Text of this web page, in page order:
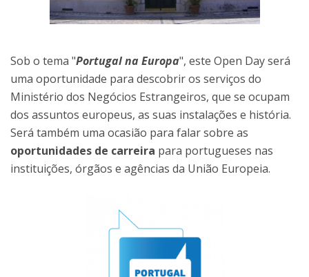
Sob o tema "Portugal na Europa", este Open Day será
uma oportunidade para descobrir os serviços do
Ministério dos Negócios Estrangeiros, que se ocupam
dos assuntos europeus, as suas instalações e história.
Será também uma ocasião para falar sobre as
oportunidades de carreira para portugueses nas
instituições, órgãos e agências da União Europeia.